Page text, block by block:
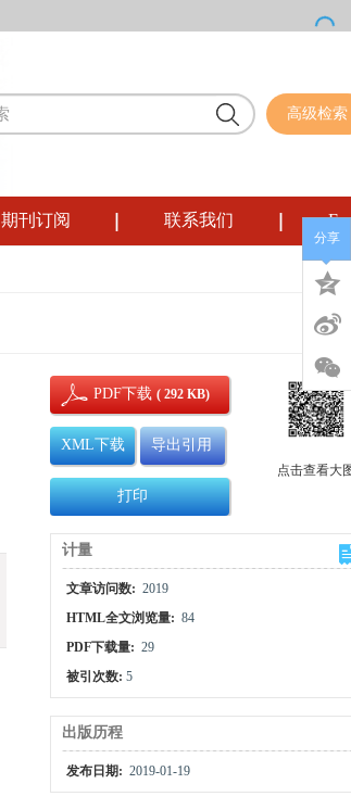
高级检索
期刊订阅 联系我们
PDF下载( 292 KB)
XML下载 导出引用
打印
点击查看大
计量
文章访问数: 2019
HTML全文浏览量: 84
PDF下载量: 29
被引次数:5
出版历程
发布日期: 2019-01-19
分享